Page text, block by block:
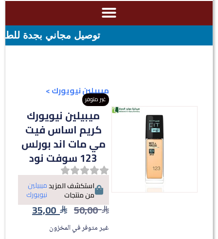
توصيل مجاني بجدة للطلبات فوق قيمه ال ١٠٠ ريال - شحن
ميبيلين نيويورك>
غير متوفر
ميبيلين نيويورك
كريم اساس فيت
مي مات اند بورلس
123 سوفت نود
استكشف المزيد
من منتجات
ميبيلين
نيويورك
50,00
35,00
غير متوفر في المخزون